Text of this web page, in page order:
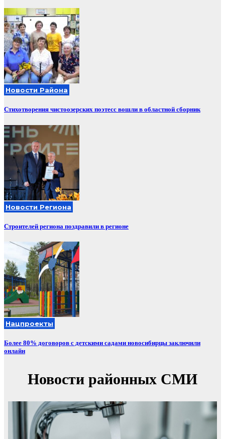
Новости Района
Стихотворения чистоозерских поэтесс вошли в областной сборник
Новости Региона
Строителей региона поздравили в регионе
Нацпроекты
Более 80% договоров с детскими садами новосибирцы заключили
онлайн